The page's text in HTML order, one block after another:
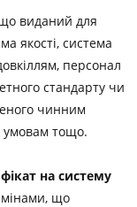
виданий для
якості, система
персонал
стандарту чи
чинним
умовам тощо.
на систему
що